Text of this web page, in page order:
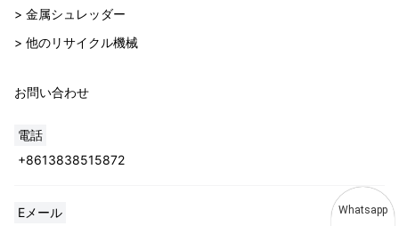
> 金属シュレッダー
> 他のリサイクル機械
お問い合わせ
電話
+8613838515872
Eメール
Whatsapp